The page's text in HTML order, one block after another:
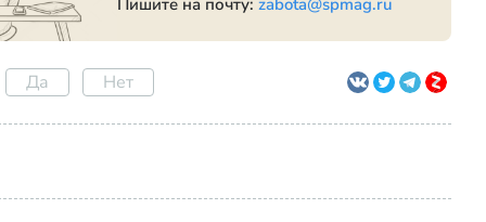
Пишите на почту:zabota@spmag.ru
Да Нет